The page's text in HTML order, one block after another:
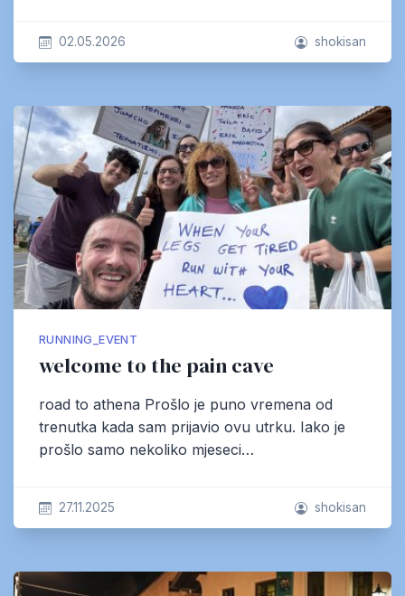
02.05.2026 shokisan
RUNNING_EVENT
welcome to the pain cave
road to athena Prošlo je puno vremena od
trenutka kada sam prijavio ovu utrku. Iako je
prošlo samo nekoliko mjeseci…
27.11.2025 shokisan